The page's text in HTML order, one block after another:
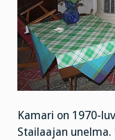
Kamari on 1970-
Stailaajan